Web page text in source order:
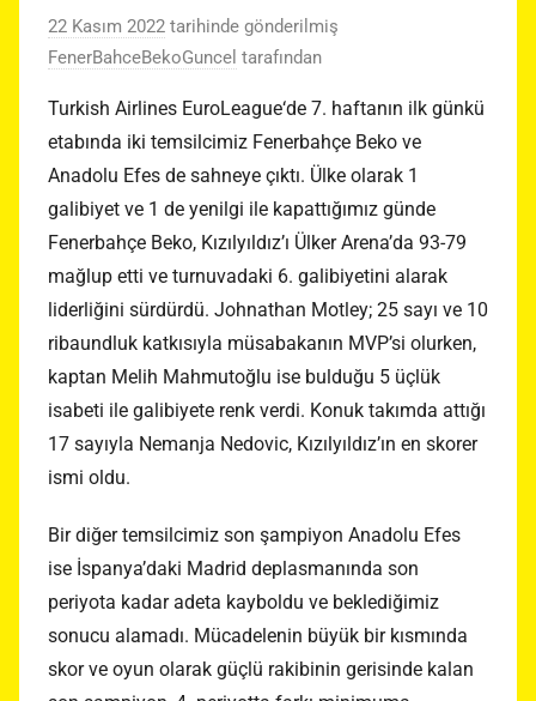
22 Kasım 2022 tarihinde gönderilmiş
FenerBahceBekoGuncel tarafından
Turkish Airlines EuroLeague‘de 7. haftanın ilk günkü
etabında iki temsilcimiz Fenerbahçe Beko ve
Anadolu Efes de sahneye çıktı. Ülke olarak 1
galibiyet ve 1 de yenilgi ile kapattığımız günde
Fenerbahçe Beko, Kızılyıldız’ı Ülker Arena’da 93-79
mağlup etti ve turnuvadaki 6. galibiyetini alarak
liderliğini sürdürdü. Johnathan Motley; 25 sayı ve 10
ribaundluk katkısıyla müsabakanın MVP’si olurken,
kaptan Melih Mahmutoğlu ise bulduğu 5 üçlük
isabeti ile galibiyete renk verdi. Konuk takımda attığı
17 sayıyla Nemanja Nedovic, Kızılyıldız’ın en skorer
ismi oldu.
Bir diğer temsilcimiz son şampiyon Anadolu Efes
ise İspanya’daki Madrid deplasmanında son
periyota kadar adeta kayboldu ve beklediğimiz
sonucu alamadı. Mücadelenin büyük bir kısmında
skor ve oyun olarak güçlü rakibinin gerisinde kalan